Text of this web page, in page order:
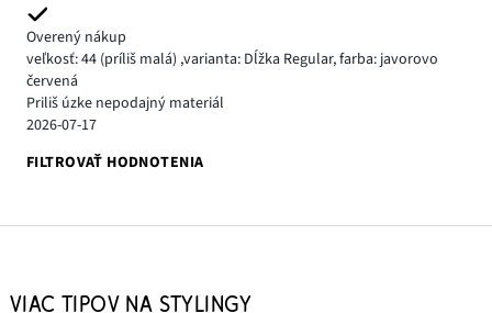
Overený nákup
veľkosť: 44 (príliš malá) ,varianta: Dĺžka Regular,farba: javorovo
červená
Priliš úzke nepodajný materiál
2026-07-17
FILTROVAŤ HODNOTENIA
VIAC TIPOV NA STYLINGY